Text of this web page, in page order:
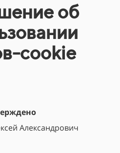
об
cookie
Александрович